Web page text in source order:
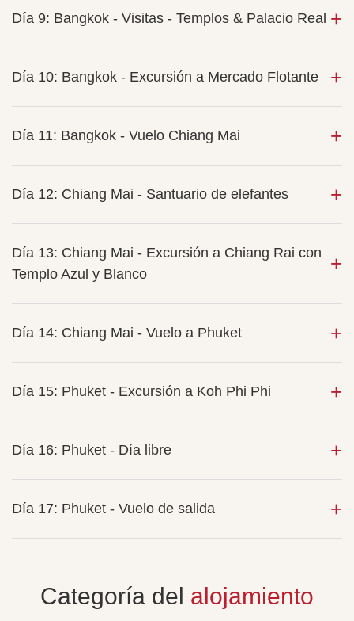
Día 9: Bangkok - Visitas - Templos & Palacio Real
Día 10: Bangkok - Excursión a Mercado Flotante
Día 11: Bangkok - Vuelo Chiang Mai
Día 12: Chiang Mai - Santuario de elefantes
Día 13: Chiang Mai - Excursión a Chiang Rai con
Templo Azul y Blanco
Día 14: Chiang Mai - Vuelo a Phuket
Día 15: Phuket - Excursión a Koh Phi Phi
Día 16: Phuket - Día libre
Día 17: Phuket - Vuelo de salida
Categoría del alojamiento